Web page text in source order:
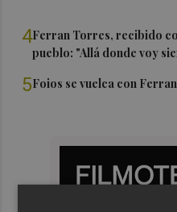
4Ferran Torres, recibido
pueblo: "Allá donde voy
5Foios se vuelca con